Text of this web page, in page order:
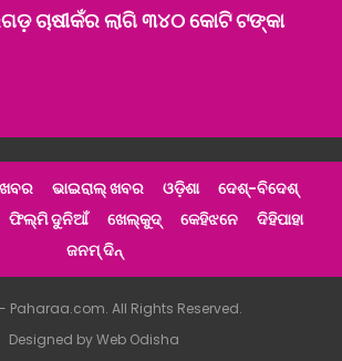
ଚାଷୀକଁର ଲାଗି ୩୪୦ କୋଟି ଟଙ୍କା
ଭାଇରାଲ୍ ଖବର ଓଡ଼ିଶା
ଦେଶ୍‌-ବିଦେଶ୍‌
ଫିଲ୍ମି ଦୁନିଆଁ ଖେଲ୍‌କୁଦ୍‌ କେହିଝନେ
ଦିହିପାହା
ଜନମ୍ ଦିନ୍
Paharaa.com. All Rights Reserved.
Designed byWeb Odisha